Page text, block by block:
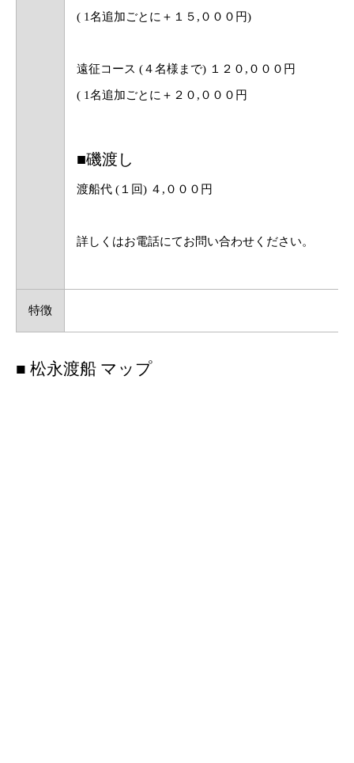
( 1名追加ごとに＋１５,０００円)
遠征コース (４名様まで) １２０,０００円
( 1名追加ごとに＋２０,０００円
■磯渡し
渡船代 (１回) ４,０００円
詳しくはお電話にてお問い合わせください。
特徴
■ 松永渡船 マップ